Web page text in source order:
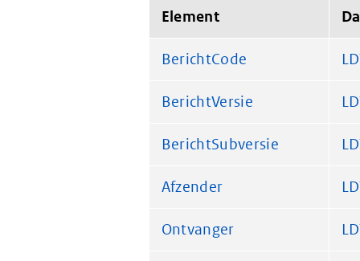
Element
BerichtCode
BerichtVersie
BerichtSubversie
Afzender
Ontvanger